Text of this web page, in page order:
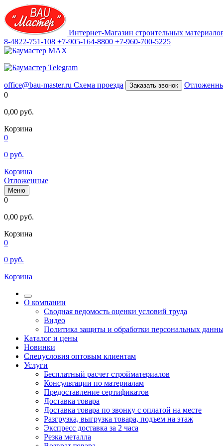
Интернет-Магазин строительных
8-4822-751-108 +7-905-164-8800 +7-960-700-5225
office@bau-master.ru Схема проезда Заказать звонок
0
0,00 руб.
Корзина
0
0 руб.
Корзина
Отложенные
Меню
0
0,00 руб.
Корзина
0
0 руб.
Корзина
О компании
Сводная ведомость оценки условий труда
Видео
Политика защиты и обработки персональных
Каталог и цены
Новинки
Спецусловия оптовым клиентам
Услуги
Бесплатный расчет стройматериалов
Консультации по материалам
Предоставление сертификатов
Доставка товара
Доставка товара по звонку с оплатой на месте
Разгрузка, выгрузка товара, подъем на этаж
Экспресс доставка за 2 часа
Резка металла